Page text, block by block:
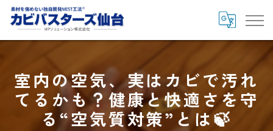
室内の空気、実はカビで汚れ
てるかも？健康と快適さを守
る“空気質対策”とは🍃